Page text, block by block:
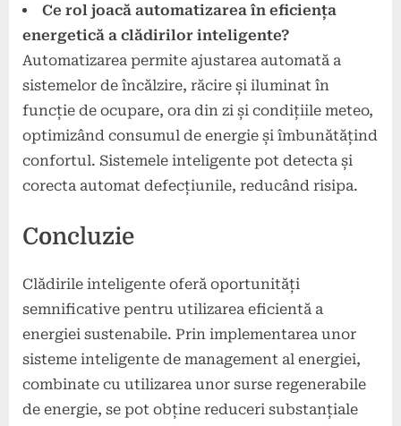
Ce rol joacă automatizarea în eficiența
energetică a clădirilor inteligente?
Automatizarea permite ajustarea automată a
sistemelor de încălzire, răcire și iluminat în
funcție de ocupare, ora din zi și condițiile meteo,
optimizând consumul de energie și îmbunătățind
confortul. Sistemele inteligente pot detecta și
corecta automat defecțiunile, reducând risipa.
Concluzie
Clădirile inteligente oferă oportunități
semnificative pentru utilizarea eficientă a
energiei sustenabile. Prin implementarea unor
sisteme inteligente de management al energiei,
combinate cu utilizarea unor surse regenerabile
de energie, se pot obține reduceri substanțiale